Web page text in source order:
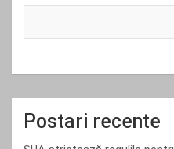
Postari recente